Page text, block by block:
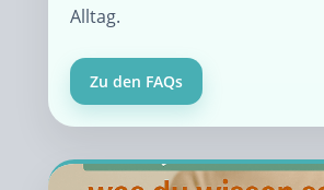
Alltag.
Zu den FAQs